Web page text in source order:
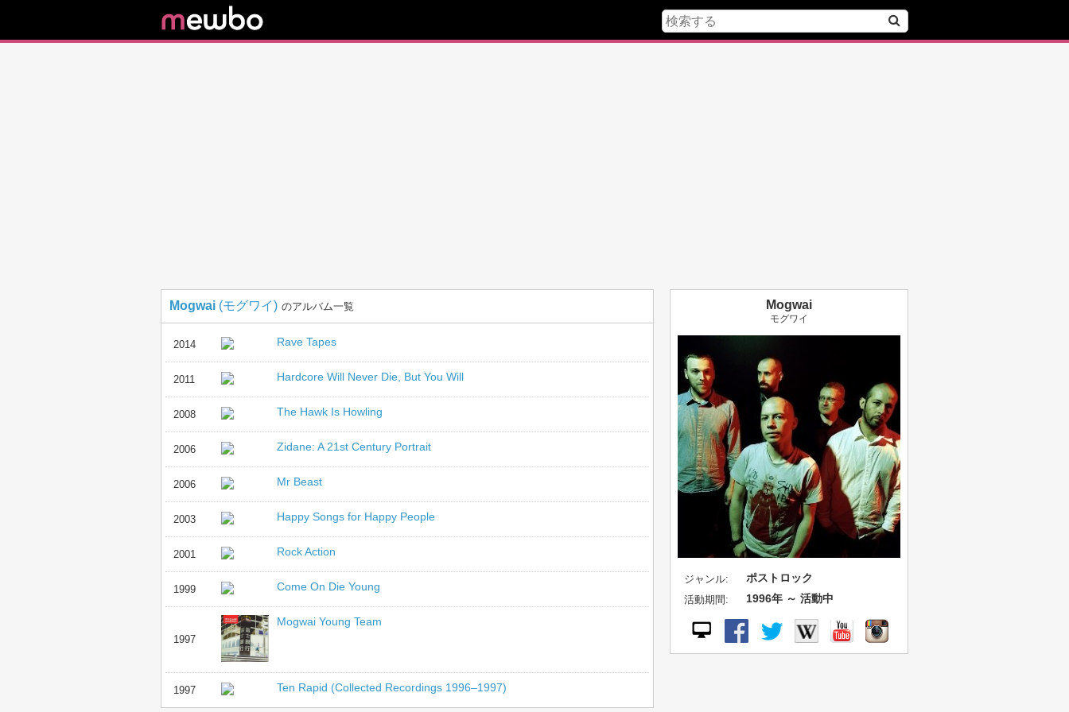
Mogwai (モグワイ) のアルバム一覧
2014 Rave Tapes
2011 Hardcore Will Never Die, But You Will
2008 The Hawk Is Howling
2006 Zidane: A 21st Century Portrait
2006 Mr Beast
2003 Happy Songs for Happy People
2001 Rock Action
1999 Come On Die Young
1997
Mogwai Young Team
1997 Ten Rapid (Collected Recordings 1996–1997)
Mogwai
モグワイ
ジャンル:
ポストロック
活動期間:
1996年 ～ 活動中